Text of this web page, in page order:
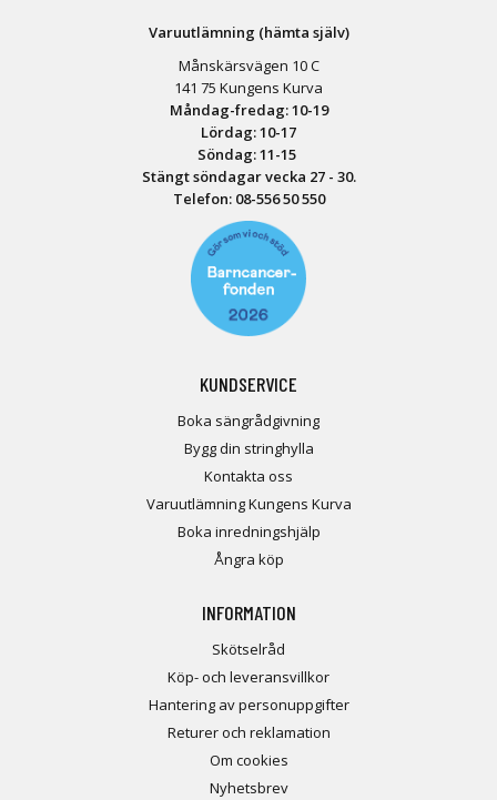
Varuutlämning (hämta själv)
Månskärsvägen 10 C
141 75 Kungens Kurva
Måndag-fredag: 10-19
Lördag: 10-17
Söndag: 11-15
Stängt söndagar vecka 27 - 30.
Telefon: 08-556 50 550
KUNDSERVICE
Boka sängrådgivning
Bygg din stringhylla
Kontakta oss
Varuutlämning Kungens Kurva
Boka inredningshjälp
Ångra köp
INFORMATION
Skötselråd
Köp- och leveransvillkor
Hantering av personuppgifter
Returer och reklamation
Om cookies
Nyhetsbrev